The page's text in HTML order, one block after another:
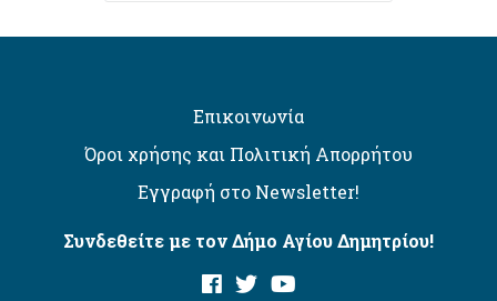
Επικοινωνία
Όροι χρήσης και Πολιτική Απορρήτου
Εγγραφή στο Newsletter!
Συνδεθείτε με τον Δήμο Αγίου Δημητρίου!